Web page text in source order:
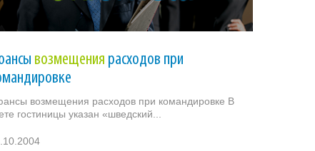
возмещения расходов при
возмещения расходов при командировке В
гостиницы указан «шведский...